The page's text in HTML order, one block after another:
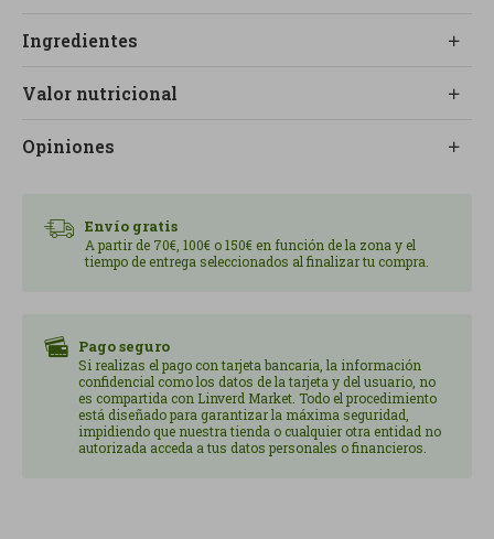
Envío gratis
A partir de 70€, 100€ o 150€ en función de la zona y el
tiempo de entrega seleccionados al finalizar tu compra.
Pago seguro
Si realizas el pago con tarjeta bancaria, la información
confidencial como los datos de la tarjeta y del usuario, no
es compartida con Linverd Market. Todo el procedimiento
está diseñado para garantizar la máxima seguridad,
impidiendo que nuestra tienda o cualquier otra entidad no
autorizada acceda a tus datos personales o financieros.
el magnesio, la L-teanina y las vitaminas del
contribuir a la relajación y al equilibrio del sistema
Es una opción interesante tanto en momentos
puntuales de estrés como en períodos más
Uno de sus puntos diferenciales es que ayuda a
promover la calma sin generar somnolencia ni
dependencia, permitiendo continuar con el ritmo
habitual sin interferencias.
Ingredientes
Valor nutricional
Opiniones